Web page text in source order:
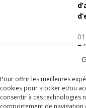
Pour offrir les meilleures
cookies pour stocker et/ou
consentir à ces technologies
comportement de navigation